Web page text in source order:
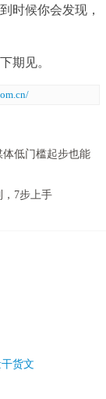
时候你会发现，
期见。
低门槛起步也能
7步上手
货文